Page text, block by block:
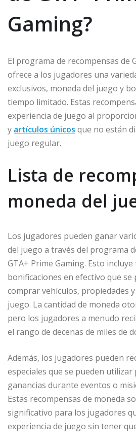
Gaming?
El programa de recompensas de
ofrece a los jugadores una
exclusivos, moneda del juego y
tiempo limitado. Estas
experiencia de juego al
y artículos únicos que no están
juego regular.
Lista de
moneda del
Los jugadores pueden ganar
del juego a través del programa
GTA+ Prime Gaming. Esto
bonificaciones en efectivo que
comprar vehículos, propiedades
juego. La cantidad de moneda
pero los jugadores a menudo
el rango de decenas de miles de
Además, los jugadores pueden
especiales que se pueden
ganancias durante eventos o
Estas recompensas de moneda
significativo para los jugadores
experiencia de juego sin tener